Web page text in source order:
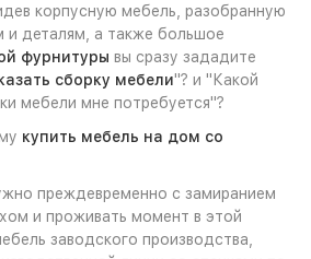
корпусную мебель, разобранную
и деталям, а также большое
фурнитуры вы сразу зададите
сборку мебели"? и "Какой
мебели мне потребуется"?
купить мебель на дом со
преждевременно с замиранием
и проживать момент в этой
заводского производства,